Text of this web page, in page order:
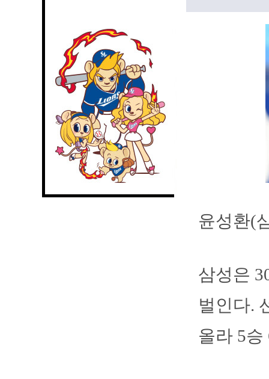
윤성환(
삼성은
벌인다.
올라 5승